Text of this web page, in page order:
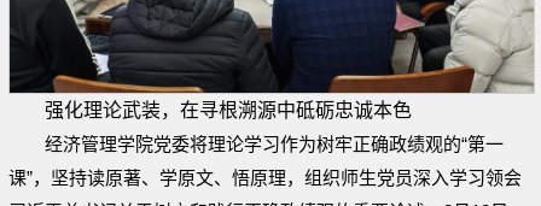
强化理论武装，在寻根溯源中砥砺忠诚本色
经济管理学院党委将理论学习作为树牢正确政绩观的“第一
课”，坚持读原著、学原文、悟原理，组织师生党员深入学习领会